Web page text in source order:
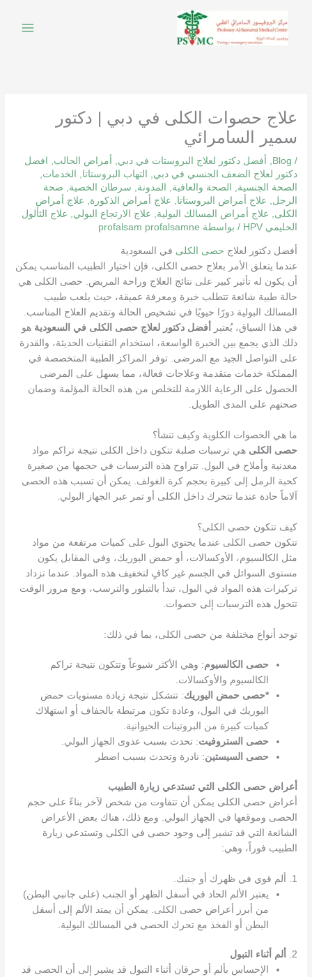
المحتوى
علاج حصوات الكلى في دبي | دكتور
سمير السامرائي
/
Blog
, أفضل دكتور لعلاج البروستات في دبي, أمراض الحالب,
افضل
دكتور لعلاج الضعف الجنسي في دبي, التهاب البروستاتا, الخدمات,
الصحة الجنسية, الصحة والعافية, المدونة, سرطان الخصية, صحة
الرجل, علاج أمراض البروستاتا, علاج أمراض الذكورة, علاج أمراض
الكلى, علاج أمراض المسالك البولية, علاج الارتجاع البولي, علاج الثألول
الحليمي HPV
/ بواسطة profalsam profalsamne
أفضل دكتور لعلاج حصى الكلى في السعودية
عندما يتعلق الأمر بعلاج حصى الكلى، فإن اختيار الطبيب المناسب يمكن
أن يكون له تأثير كبير على نتائج العلاج وراحة المريض. حصى الكلى هي
حالة طبية شائعة تتطلب خبرة ومعرفة عميقة، حيث يلعب طبيب
المسالك البولية دورًا حيويًا في تشخيص الحالة وتقديم العلاج المناسب.
في هذا السياق، يُعتبر
أفضل دكتور لعلاج حصى الكلى في السعودية هو
ذلك الذي يجمع بين الخبرة الواسعة، استخدام التقنيات الحديثة، والقدرة
على التواصل الجيد مع المرضى. توفر المراكز الطبية المتخصصة في
المملكة خدمات متقدمة وعلاجات فعالة، مما يسهل على المرضى
الحصول على الرعاية اللازمة للتخلص من هذه الحالة المؤلمة وضمان
صحتهم على المدى الطويل.
ما هي الحصوات الكلوية وكيف تنشأ؟
حصى الكلى هي ترسبات صلبة تتكون داخل الكلى نتيجة تراكم مواد
معدنية وأملاح في البول. تتراوح هذه الترسبات في حجمها من صغيرة
كحبة الرمل إلى كبيرة بحجم كرة الغولف. يمكن أن تسبب هذه الحصى
آلاماً حادة عندما تتحرك داخل الكلى أو تمر عبر الجهاز البولي.
كيف تتكون حصى الكلى؟
تتكون حصى الكلى عندما يحتوي البول على كميات مرتفعة من مواد
مثل الكالسيوم، الأوكسالات، أو حمض اليوريك، وفي المقابل يكون
مستوى السوائل في الجسم غير كافٍ لتخفيف هذه المواد. عندما تزداد
تركيزات هذه المواد في البول، تبدأ بالتبلور والترسب، ومع مرور الوقت
تتحول هذه الترسبات إلى حصوات.
توجد أنواع مختلفة من حصى الكلى، بما في ذلك:
حصى الكالسيوم: وهي الأكثر شيوعاً وتتكون نتيجة تراكم
الكالسيوم والأوكسالات.
*حصى حمض اليوريك: تتشكل نتيجة زيادة مستويات حمض
اليوريك في البول، وعادة تكون مرتبطة بالجفاف أو استهلاك
كميات كبيرة من البروتينات الحيوانية.
حصى الستروفيت: تحدث بسبب عدوى الجهاز البولي.
حصى السيستين: نادرة وتحدث بسبب اضطر
أعراض حصى الكلى التي تستدعي زيارة الطبيب
أعراض حصى الكلى يمكن أن تتفاوت من شخص لآخر بناءً على حجم
الحصى وموقعها في الجهاز البولي. ومع ذلك، هناك بعض الأعراض
الشائعة التي قد تشير إلى وجود حصى في الكلى وتستدعي زيارة
الطبيب فوراً، وهي:
1. ألم قوي في ظهرك أو جنبك.
يعتبر الألم الحاد في أسفل الظهر أو الجنب (على جانبي البطن)
من أبرز أعراض حصى الكلى. يمكن أن يمتد الألم إلى أسفل
البطن أو الفخذ مع تحرك الحصى في المسالك البولية.
2.
ألم أثناء التبول
الإحساس بألم أو حرقان أثناء التبول قد يشير إلى أن الحصى قد